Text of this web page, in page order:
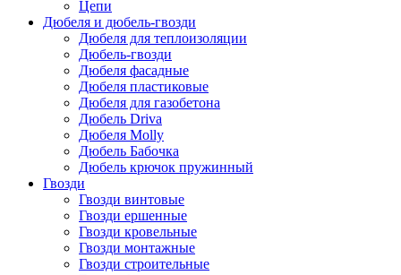
Цепи
Дюбеля и дюбель-гвозди
Дюбеля для теплоизоляции
Дюбель-гвозди
Дюбеля фасадные
Дюбеля пластиковые
Дюбеля для газобетона
Дюбель Driva
Дюбеля Molly
Дюбель Бабочка
Дюбель крючок пружинный
Гвозди
Гвозди винтовые
Гвозди ершенные
Гвозди кровельные
Гвозди монтажные
Гвозди строительные